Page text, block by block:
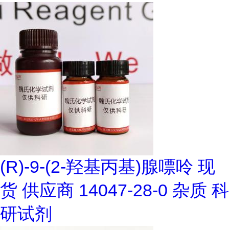
(R)-9-(2-羟基丙基)腺嘌呤 现
货 供应商 14047-28-0 杂质 科
研试剂